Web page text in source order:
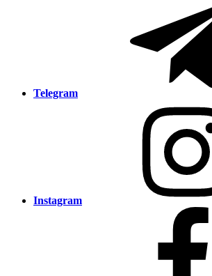
Telegram
Instagram